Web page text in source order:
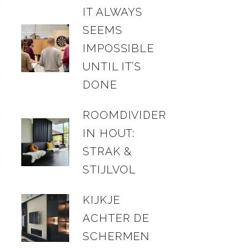
IT ALWAYS
SEEMS
IMPOSSIBLE
UNTIL IT’S
DONE
ROOMDIVIDER
IN HOUT:
STRAK &
STIJLVOL
KIJKJE
ACHTER DE
SCHERMEN